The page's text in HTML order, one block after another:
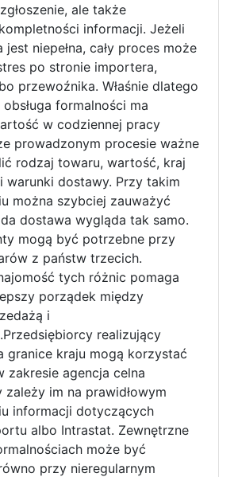
ale także
informacji. Jeżeli
niepełna, cały proces może
po stronie importera,
przewoźnika. Właśnie dlatego
formalności ma
w codziennej pracy
prowadzonym procesie ważne
rodzaj towaru, wartość, kraj
warunki dostawy. Przy takim
można szybciej zauważyć
dostawa wygląda tak samo.
mogą być potrzebne przy
z państw trzecich.
tych różnic pomaga
porządek między
i
realizujący
granice kraju mogą korzystać
zakresie agencja celna
zależy im na prawidłowym
informacji dotyczących
albo Intrastat. Zewnętrzne
może być
przy nieregularnym